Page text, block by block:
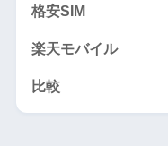
格安SIM
楽天モバイル
比較